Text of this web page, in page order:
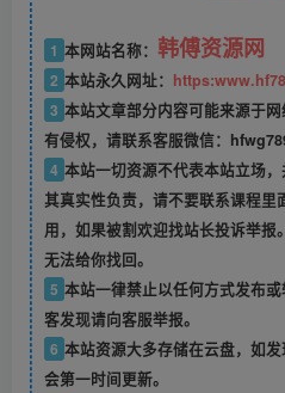
1 本网站名称： 韩傅资源网
2 本站永久网址：
3 本站文章部分内容可能来源于
有侵权，请联系客服微信：
4 本站一切资源不代表本站立场
其真实性负责，请不要联系课程里
用，如果被割欢迎找站长投诉举
无法给你找回。
5 本站一律禁止以任何方式发布
客发现请向客服举报。
6 本站资源大多存储在云盘，如
会第一时间更新。